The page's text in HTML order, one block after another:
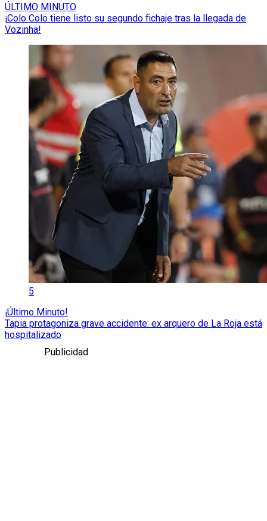
ÚLTIMO MINUTO
¡Colo Colo tiene listo su segundo fichaje tras la llegada de
Vozinha!
5
¡Último Minuto!
Tapia protagoniza grave accidente: ex arquero de La Roja está
hospitalizado
Publicidad